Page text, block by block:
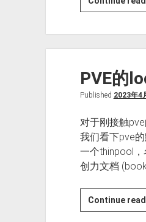
PVE的
Published 2023年4
对于刚接触
我们看下pve
一个thinpool，
创力文档
Continue